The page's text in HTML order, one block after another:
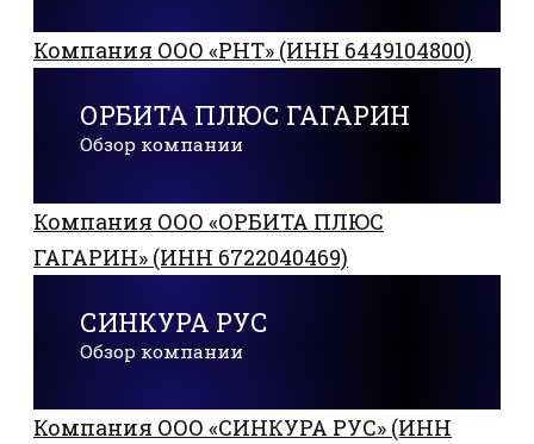
Компания ООО «РНТ» (ИНН 6449104800)
ОРБИТА ПЛЮС ГАГАРИН
Обзор компании
Компания ООО «ОРБИТА ПЛЮС
ГАГАРИН» (ИНН 6722040469)
СИНКУРА РУС
Обзор компании
Компания ООО «СИНКУРА РУС» (ИНН